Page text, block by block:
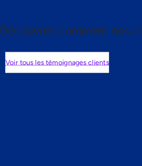
Découvrez comment nos
Voir tous les témoignages clients